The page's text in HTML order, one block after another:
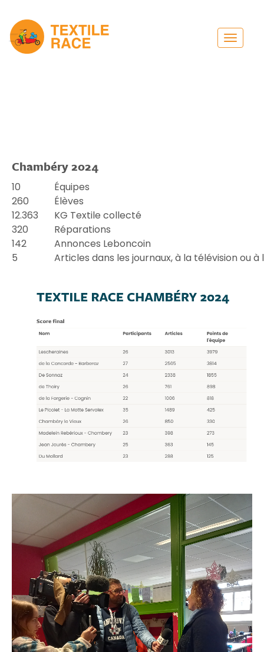
Toggle
Chambéry 2024
10
Équipes
260
Élèves
12.363
KG Textile collecté
320
Réparations
142
Annonces Leboncoin
5
Articles dans les journaux, à la télévision ou à